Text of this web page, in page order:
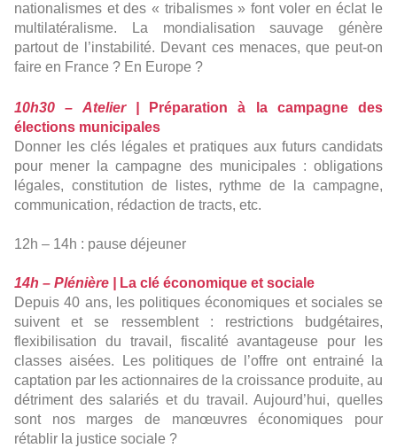
nationalismes et des « tribalismes » font voler en éclat le
multilatéralisme. La mondialisation sauvage génère
partout de l’instabilité. Devant ces menaces, que peut-on
faire en France ? En Europe ?
10h30 – Atelier |
Préparation à la campagne des
élections municipales
Donner les clés légales et pratiques aux futurs candidats
pour mener la campagne des municipales : obligations
légales, constitution de listes, rythme de la campagne,
communication, rédaction de tracts, etc.
12h – 14h : pause déjeuner
14h – Plénière |
La clé économique et sociale
Depuis 40 ans, les politiques économiques et sociales se
suivent et se ressemblent : restrictions budgétaires,
flexibilisation du travail, fiscalité avantageuse pour les
classes aisées. Les politiques de l’offre ont entrainé la
captation par les actionnaires de la croissance produite, au
détriment des salariés et du travail. Aujourd’hui, quelles
sont nos marges de manœuvres économiques pour
rétablir la justice sociale ?